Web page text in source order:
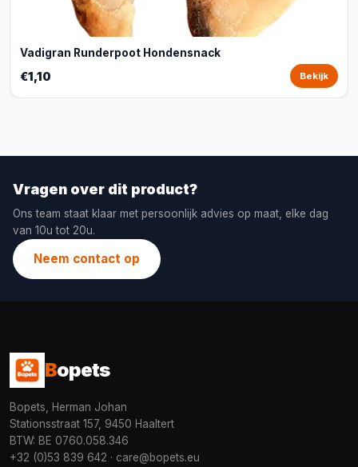
Vadigran Runderpoot Hondensnack
€1,10 Bekijk
Vragen over dit product?
Ons team staat klaar met persoonlijk advies op maat, elke dag
van 10u tot 20u.
Neem contact op
Bopets
Bopets, Herman Johan
Stationsstraat 157, 9450 Haaltert
BTW: BE 0760.058.346
+32 (0)53 839 642 · care@bopets.eu